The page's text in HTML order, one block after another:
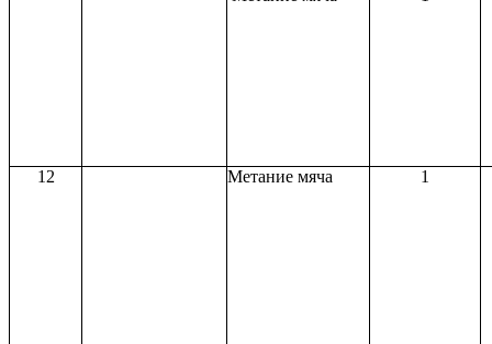
12 Метание мяча 1